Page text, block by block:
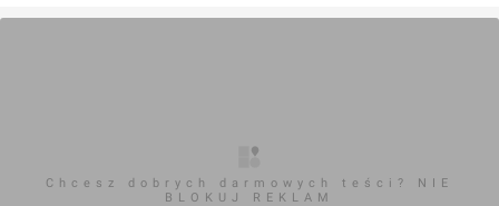
Chcesz dobrych darmowych teści? NIE
BLOKUJ REKLAM